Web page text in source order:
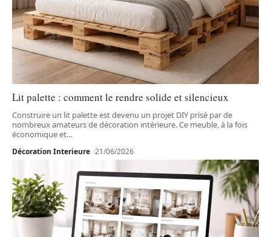
Lit palette : comment le rendre solide et silencieux
Construire un lit palette est devenu un projet DIY prisé par de
nombreux amateurs de décoration intérieure. Ce meuble, à la fois
économique et…
Décoration Interieure 21/06/2026